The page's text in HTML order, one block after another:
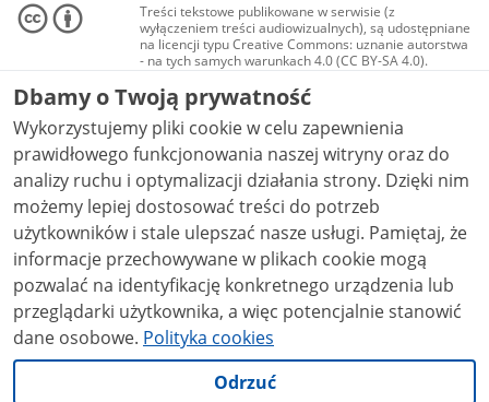
Treści tekstowe publikowane w serwisie (z
wyłączeniem treści audiowizualnych), są udostępniane
na licencji typu Creative Commons: uznanie autorstwa
- na tych samych warunkach 4.0 (CC BY-SA 4.0).
Materiały audiowizualne, w tym zdjęcia, materiały
audio i wideo, są udostępniane na licencji typu
Creative Commons: uznanie autorstwa użycie
niekomercyjne - bez utworów zależnych 4.0 (CC BY-
NC-ND 4.0), o ile nie jest to stwierdzone inaczej.
Dbamy o Twoją prywatność
Wykorzystujemy pliki cookie w celu zapewnienia
prawidłowego funkcjonowania naszej witryny oraz do
analizy ruchu i optymalizacji działania strony. Dzięki nim
możemy lepiej dostosować treści do potrzeb
użytkowników i stale ulepszać nasze usługi. Pamiętaj, że
informacje przechowywane w plikach cookie mogą
pozwalać na identyfikację konkretnego urządzenia lub
przeglądarki użytkownika, a więc potencjalnie stanowić
dane osobowe. Polityka cookies
Odrzuć